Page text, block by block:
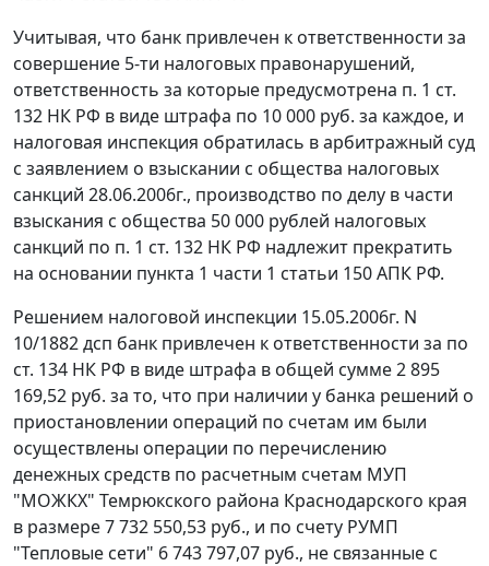
Учитывая, что банк привлечен к ответственности за
совершение 5-ти налоговых правонарушений,
ответственность за которые предусмотрена п. 1 ст.
132 НК РФ в виде штрафа по 10 000 руб. за каждое, и
налоговая инспекция обратилась в арбитражный суд
с заявлением о взыскании с общества налоговых
санкций 28.06.2006г., производство по делу в части
взыскания с общества 50 000 рублей налоговых
санкций по п. 1 ст. 132 НК РФ надлежит прекратить
на основании пункта 1 части 1 статьи 150АПК РФ.
Решением налоговой инспекции 15.05.2006г. N
10/1882 дсп банк привлечен к ответственности за по
ст. 134 НК РФ в виде штрафа в общей сумме 2 895
169,52 руб. за то, что при наличии у банка решений о
приостановлении операций по счетам им были
осуществлены операции по перечислению
денежных средств по расчетным счетам МУП
"МОЖКХ" Темрюкского района Краснодарского края
в размере 7 732 550,53 руб., и по счету РУМП
"Тепловые сети" 6 743 797,07 руб., не связанные с